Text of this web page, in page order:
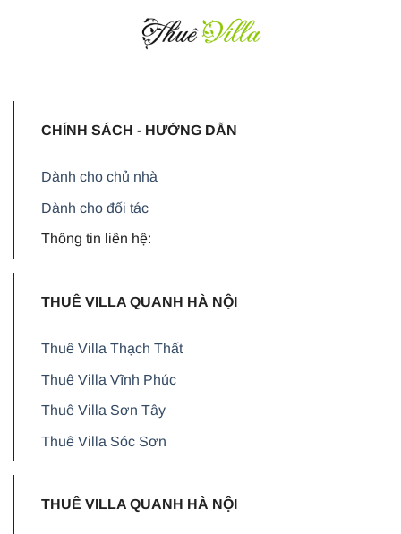
CHÍNH SÁCH - HƯỚNG DẪN
Dành cho chủ nhà
Dành cho đối tác
Thông tin liên hệ:
THUÊ VILLA QUANH HÀ NỘI
Thuê Villa Thạch Thất
Thuê Villa Vĩnh Phúc
Thuê Villa Sơn Tây
Thuê Villa Sóc Sơn
THUÊ VILLA QUANH HÀ NỘI